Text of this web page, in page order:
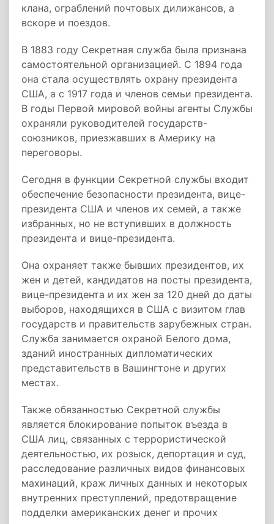
клана, ограблений почтовых дилижансов, а
вскоре и поездов.
В 1883 году Секретная служба была признана
самостоятельной организацией. С 1894 года
она стала осуществлять охрану президента
США, а с 1917 года и членов семьи президента.
В годы Первой мировой войны агенты Службы
охраняли руководителей государств-
союзников, приезжавших в Америку на
переговоры.
Сегодня в функции Секретной службы входит
обеспечение безопасности президента, вице-
президента США и членов их семей, а также
избранных, но не вступивших в должность
президента и вице-президента.
Она охраняет также бывших президентов, их
жен и детей, кандидатов на посты президента,
вице-президента и их жен за 120 дней до даты
выборов, находящихся в США с визитом глав
государств и правительств зарубежных стран.
Служба занимается охраной Белого дома,
зданий иностранных дипломатических
представительств в Вашингтоне и других
местах.
Также обязанностью Секретной службы
является блокирование попыток въезда в
США лиц, связанных с террористической
деятельностью, их розыск, депортация и суд,
расследование различных видов финансовых
махинаций, краж личных данных и некоторых
внутренних преступлений, предотвращение
подделки американских денег и прочих